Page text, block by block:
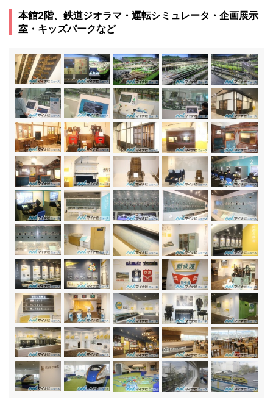
本館2階、鉄道ジオラマ・運転シミュレータ・企画展示
室・キッズパークなど